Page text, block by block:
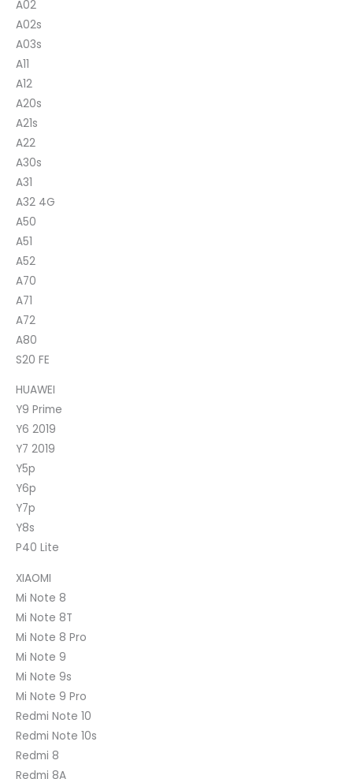
A02
A02s
A03s
A11
A12
A20s
A21s
A22
A30s
A31
A32 4G
A50
A51
A52
A70
A71
A72
A80
S20 FE
HUAWEI
Y9 Prime
Y6 2019
Y7 2019
Y5p
Y6p
Y7p
Y8s
P40 Lite
XIAOMI
Mi Note 8
Mi Note 8T
Mi Note 8 Pro
Mi Note 9
Mi Note 9s
Mi Note 9 Pro
Redmi Note 10
Redmi Note 10s
Redmi 8
Redmi 8A